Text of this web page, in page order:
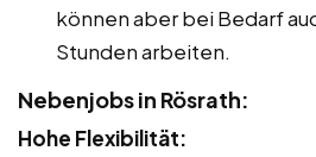
können aber bei Bedarf
Stunden arbeiten.
Nebenjobs in Rösrath:
Hohe Flexibilität: